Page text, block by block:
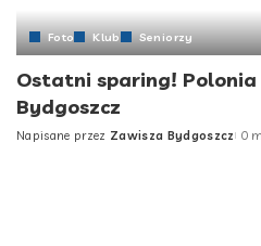
Foto Klub Seniorzy
Ostatni sparing!
Bydgoszcz
Napisane przez Zawisza Bydgoszcz 0